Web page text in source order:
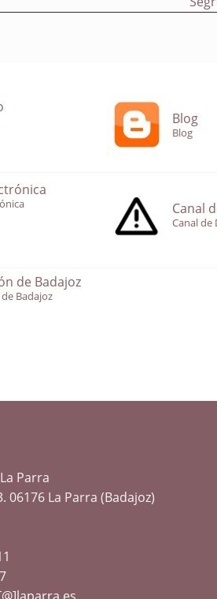
Blog
Blog
Canal
Canal de
de Badajoz
Badajoz
Parra
06176 La Parra (Badajoz)